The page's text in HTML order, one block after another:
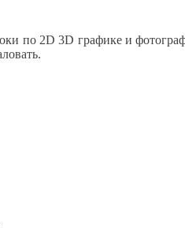
по 2D 3D графике и